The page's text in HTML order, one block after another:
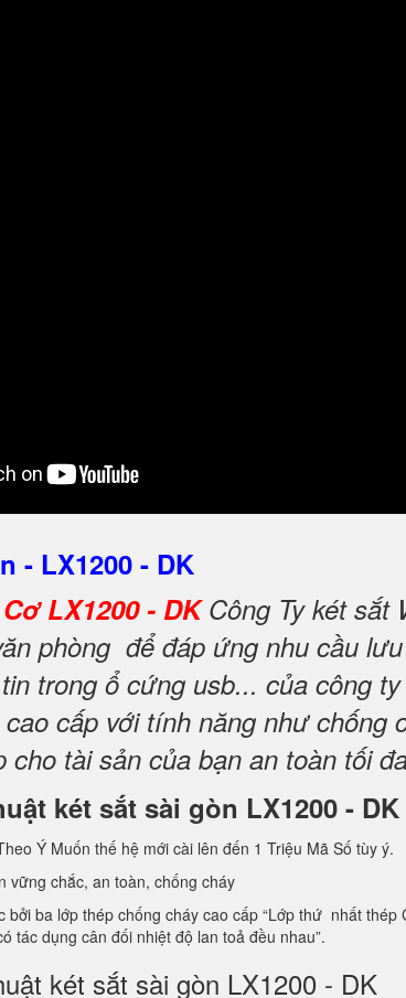
- LX1200 - DK
LX1200 - DKCông Ty két sắt
phòng để đáp ứng nhu cầu
trong ổ cứng usb... của công
cấp với tính năng như chống
cho tài sản của bạn an toàn tối
két sắt sài gòn LX1200 - DK
Ý Muốn thế hệ mới cài lên đến 1 Triệu Mã Số tùy ý.
vững chắc, an toàn, chống cháy
ba lớp thép chống cháy cao cấp “Lớp thứ nhất
tác dụng cân đối nhiệt độ lan toả đều nhau”.
két sắt sài gòn LX1200 - DK